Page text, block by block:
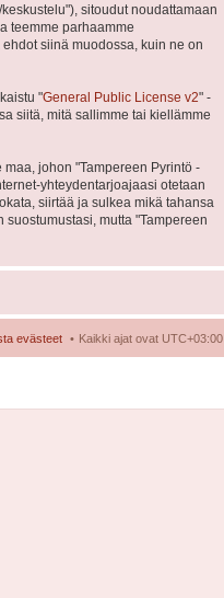
sitoudut noudattamaan
teemme parhaamme
siinä muodossa, kuin ne on
"General Public License v2" -
siitä, mitä sallimme tai kiellämme
johon "Tampereen Pyrintö -
yhteydentarjoajaasi otetaan
siirtää ja sulkea mikä tahansa
mutta "Tampereen
Kaikki ajat ovat UTC+03:00
evästeet